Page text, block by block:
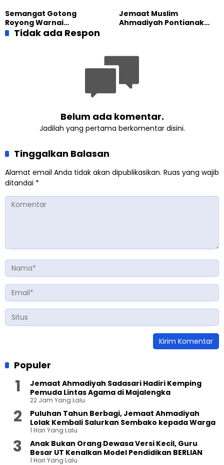
Besar Universitas
Terbuka
Semangat Gotong
Royong Warnai
Pembangunan Kembali
Jemaat Muslim
Ahmadiyah Pontianak
Tidak ada Respon
Belum ada komentar.
Jadilah yang pertama berkomentar disini.
Tinggalkan Balasan
Alamat email Anda tidak akan dipublikasikan. Ruas yang wajib
ditandai *
Populer
Jemaat Ahmadiyah Sadasari Hadiri Kemping
Pemuda Lintas Agama di Majalengka
22 Jam Yang Lalu
Puluhan Tahun Berbagi, Jemaat Ahmadiyah
Lolak Kembali Salurkan Sembako kepada Warga
1 Hari Yang Lalu
Anak Bukan Orang Dewasa Versi Kecil, Guru
Besar UT Kenalkan Model Pendidikan BERLIAN
1 Hari Yang Lalu